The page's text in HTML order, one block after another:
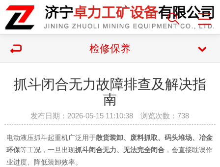
检修保养
抓斗闭合无力故障排查及解决指
南
发布日期：2026-05-15 11:10:38 浏览次数：738
电动液压抓斗起重机广泛用于散货装卸、废料抓取、码头堆场、冶金
环保等工况，一旦出现抓斗闭合无力、无法完全闭合 ，会直接耽误作
业进度、降低装卸效率。